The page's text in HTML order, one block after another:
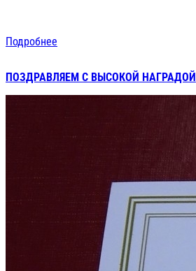
Подробнее
ПОЗДРАВЛЯЕМ С ВЫСОКОЙ НАГРАДОЙ